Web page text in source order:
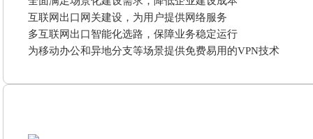
互联网出口网关建设，为用户提供网络服务
多互联网出口智能化选路，保障业务稳定运行
为移动办公和异地分支等场景提供免费易用的VPN技术